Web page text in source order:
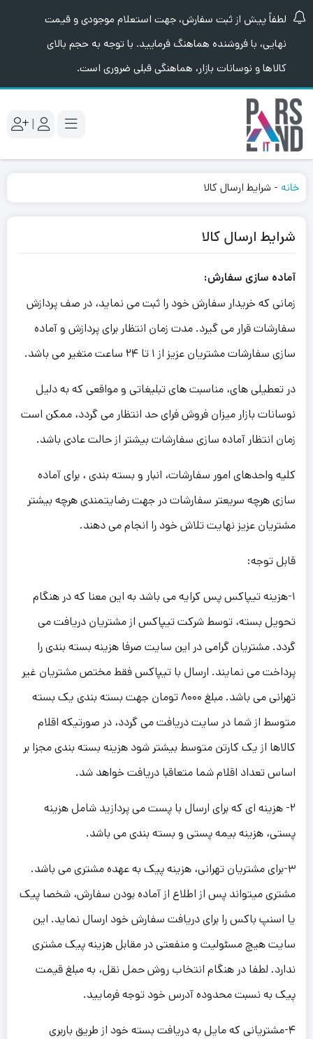
لطفاً پیش از ثبت سفارش، جهت استعلام موجودی و قیمت
نهایی، با فروشنده هماهنگ فرمایید. با توجه به حجم بالای
کالاها و نوسانات بازار، هماهنگی قبلی ضروری است.
|
خانه - شرایط ارسال کالا
شرایط ارسال کالا
آماده سازی سفارش:
زمانی که خریدار سفارش خود را ثبت می نماید، در صف پردازش
سفارشات قرار می گیرد. مدت زمان انتظار برای پردازش و آماده
سازی سفارشات مشتریان عزیز از ۱ تا ۲۴ ساعت متغیر می باشد.
در تعطیلی های، مناسبت های تبلیغاتی و مواقعی که به دلیل
نوسانات بازار میزان فروش فرای حد انتظار می گردد، ممکن است
زمان انتظار آماده سازی سفارشات بیشتر از حالت عادی باشد.
کلیه واحدهای امور سفارشات، انبار و بسته بندی ، برای آماده
سازی هرچه سریعتر سفارشات در جهت رضایتمندی هرچه بیشتر
مشتریان عزیز نهایت تلاش خود را انجام می دهند.
قابل توجه:
۱-هزینه تیپاکس پس کرایه می باشد به این معنا که در هنگام
تحویل بسته، توسط شرکت تیپاکس از مشتریان دریافت می
گردد. مشتریان گرامی در این سایت صرفا هزینه بسته بندی را
پرداخت می نمایند. ارسال با تیپاکس فقط مختص مشتریان غیر
تهرانی می باشد. مبلغ ۸۰۰۰ تومان جهت بسته بندی یک بسته
متوسط از شما در سایت دریافت می گردد، در صورتیکه اقلام
کالاها از یک کارتن متوسط بیشتر شود هزینه بسته بندی مجزا بر
اساس تعداد اقلام شما متعاقبا دریافت خواهد شد.
۲- هزینه ای که برای ارسال با پست می پردازید شامل هزینه
پستی، هزینه بیمه پستی و بسته بندی می باشد.
۳-برای مشتریان تهرانی، هزینه پیک به عهده مشتری می باشد.
مشتری میتواند پس از اطلاع از آماده بودن سفارش، شخصا پیک
یا اسنپ باکس را برای دریافت سفارش خود ارسال نماید. این
سایت هیچ مسئولیت و منفعتی در مقابل هزینه پیک مشتری
ندارد. لطفا در هنگام انتخاب روش حمل نقل، به مبلغ قیمت
پیک به نسبت محدوده آدرس خود توجه فرمایید.
۴-مشتریانی که مایل به دریافت بسته خود از طریق باربری